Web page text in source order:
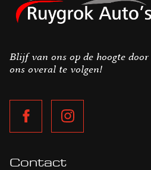
Blijf van ons op de hoogte door
ons overal te volgen!
Contact